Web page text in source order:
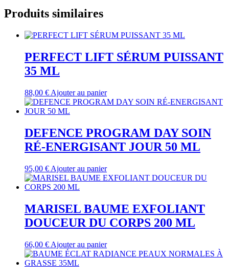
Produits similaires
PERFECT LIFT SÉRUM PUISSANT
35 ML
88,00 € Ajouter au panier
DEFENCE PROGRAM DAY SOIN
RÉ-ENERGISANT JOUR 50 ML
95,00 € Ajouter au panier
MARISEL BAUME EXFOLIANT
DOUCEUR DU CORPS 200 ML
66,00 € Ajouter au panier